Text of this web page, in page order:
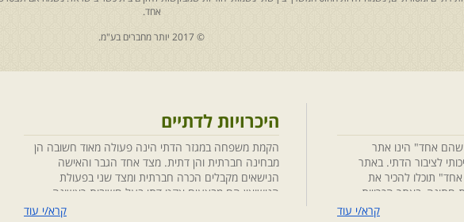
אחד.
© 2017 יותר מחברים בע"מ.
שהם אחד" הינו אתר
לציבור הדתי. באתר
תוכלו להכיר את
באתר הכרויות
מחשבה ומאמציםקרא/י עוד
היכרויות לדתיים
הקמת משפחה במגזר הדתי הינה פעולה מאוד חשובה הן
מבחינה חברתית והן דתית. מצד אחד הגבר והאישה
הנישאים מקבלים הכרה חברתית ומצד שני בפעולת
הנישואין הם מבצעים אקט דתי בעל חשיבות ראשונה
במעלה. חשוב לציין בהקשר זה שגם הגורמים למפגשקרא/י עוד